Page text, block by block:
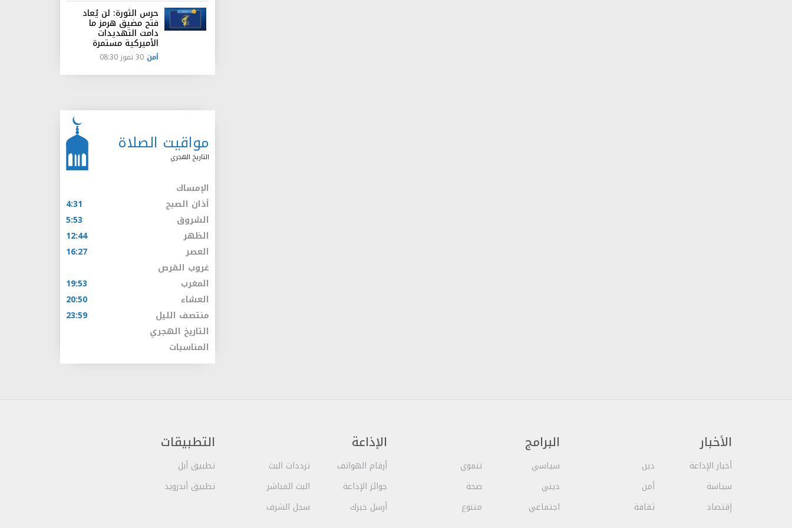
حرس الثورة: لن يُعاد
فتح مضيق هرمز ما
دامت التهديدات
الأميركية مستمرة
أمن 30 تموز 08:30
مواقيت الصلاة
التاريخ الهجري
الإمساك
أذان الصبح
4:31
الشروق
5:53
الظهر
12:44
العصر
16:27
غروب القرص
المغرب
19:53
العشاء
20:50
منتصف الليل
23:59
التاريخ الهجري
المناسبات
الأخبار
أخبار الإذاعة
سياسة
إقتصاد
دين
أمن
ثقافة
البرامج
سياسي
ديني
اجتماعي
تنموي
صحة
متنوع
الإذاعة
أرقام الهواتف
جوائز الإذاعة
أرسل خبرك
ترددات البث
البث المباشر
سجل الشرف
التطبيقات
تطبيق أبل
تطبيق أندرويد